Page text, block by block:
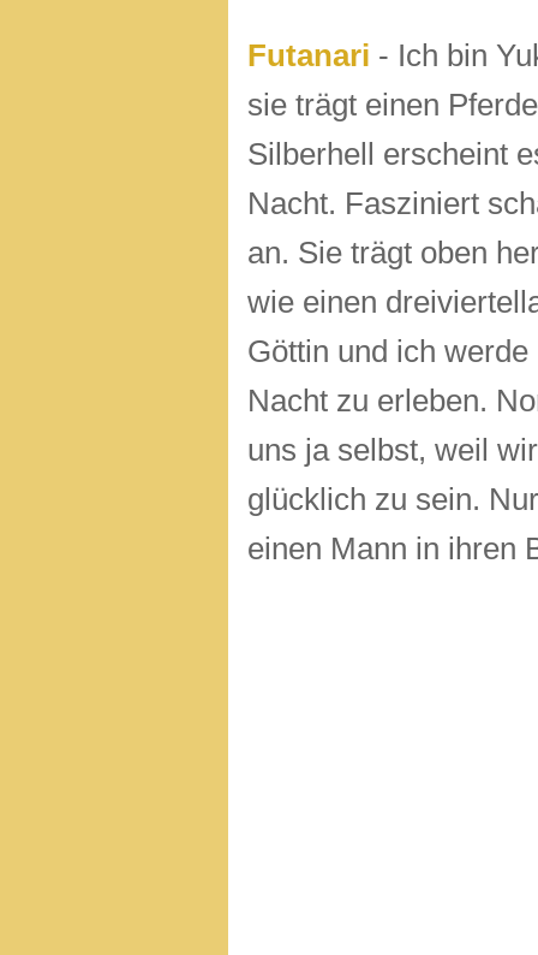
Futanari - Ich bin
sie trägt einen
Silberhell erscheint
Nacht. Fasziniert
an. Sie trägt oben
wie einen
Göttin und ich
Nacht zu erleben.
uns ja selbst, weil
glücklich zu sein.
einen Mann in ihren